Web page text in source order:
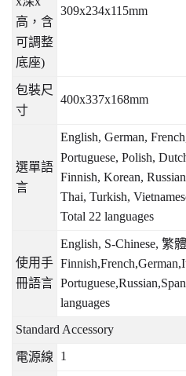
高，含
可調整
底座)
309x234x115mm
包裝尺
寸
400x337x168mm
選單語
言
English, German,
Portuguese, Polish,
Finnish, Korean,
Thai, Turkish,
Total 22 languages
使用手
冊語言
English, S-Chinese, 繁
languages
Standard Accessory
電源線 1